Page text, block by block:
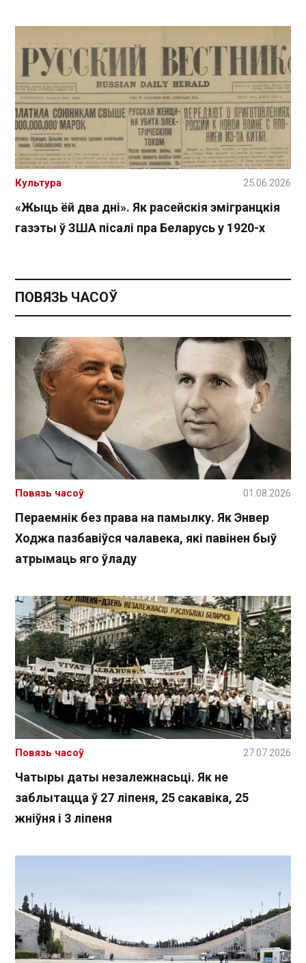
«Жыць ёй два дні». Як расейскія эмігранцкія
газэты ў ЗША пісалі пра Беларусь у 1920-х
Культура 25.06.2026
ПОВЯЗЬ ЧАСОЎ
Пераемнік без права на памылку. Як Энвер
Ходжа пазбавіўся чалавека, які павінен быў
атрымаць яго ўладу
Повязь часоў 01.08.2026
Чатыры даты незалежнасьці. Як не
заблытацца ў 27 ліпеня, 25 сакавіка, 25
жніўня і 3 ліпеня
Повязь часоў 27.07.2026